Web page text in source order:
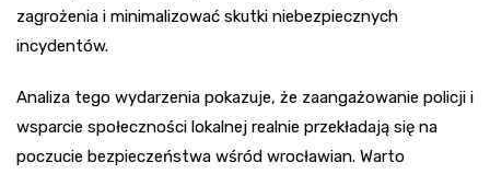
zagrożenia i minimalizować skutki niebezpiecznych
incydentów.
Analiza tego wydarzenia pokazuje, że zaangażowanie policji i
wsparcie społeczności lokalnej realnie przekładają się na
poczucie bezpieczeństwa wśród wrocławian. Warto